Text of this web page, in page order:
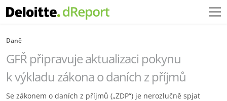
Daně
GFŘ připravuje aktualizaci pokynu
k výkladu zákona o daních z příjmů
Se zákonem o daních z příjmů („ZDP“) je nerozlučně spjat